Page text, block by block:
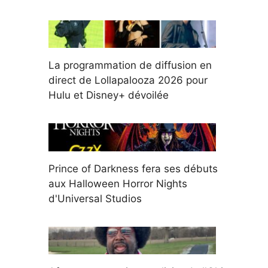
La programmation de diffusion en
direct de Lollapalooza 2026 pour
Hulu et Disney+ dévoilée
Prince of Darkness fera ses débuts
aux Halloween Horror Nights
d'Universal Studios